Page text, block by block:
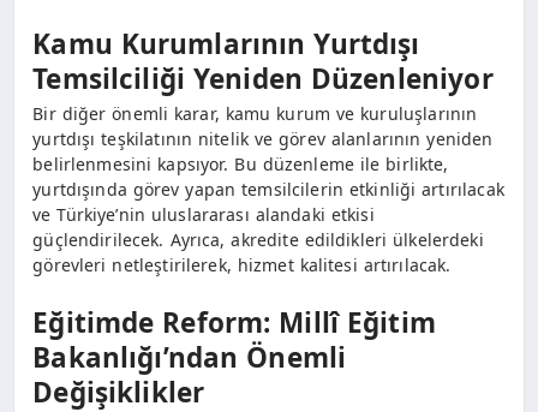
Kamu Kurumlarının Yurtdışı
Temsilciliği Yeniden Düzenleniyor
Bir diğer önemli karar, kamu kurum ve kuruluşlarının
yurtdışı teşkilatının nitelik ve görev alanlarının yeniden
belirlenmesini kapsıyor. Bu düzenleme ile birlikte,
yurtdışında görev yapan temsilcilerin etkinliği artırılacak
ve Türkiye’nin uluslararası alandaki etkisi
güçlendirilecek. Ayrıca, akredite edildikleri ülkelerdeki
görevleri netleştirilerek, hizmet kalitesi artırılacak.
Eğitimde Reform: Millî Eğitim
Bakanlığı’ndan Önemli
Değişiklikler